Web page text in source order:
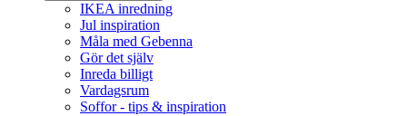
IKEA inredning
Jul inspiration
Måla med Gebenna
Gör det själv
Inreda billigt
Vardagsrum
Soffor - tips & inspiration